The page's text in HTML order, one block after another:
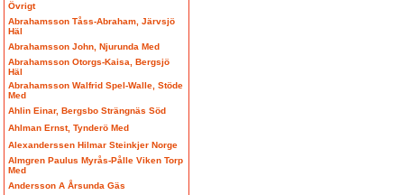
Övrigt
Abrahamsson Tåss-Abraham, Järvsjö
Häl
Abrahamsson John, Njurunda Med
Abrahamsson Otorgs-Kaisa, Bergsjö
Häl
Abrahamsson Walfrid Spel-Walle, Stöde
Med
Ahlin Einar, Bergsbo Strängnäs Söd
Ahlman Ernst, Tynderö Med
Alexanderssen Hilmar Steinkjer Norge
Almgren Paulus Myrås-Pålle Viken Torp
Med
Andersson A Årsunda Gäs